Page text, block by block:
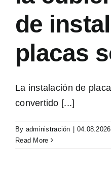
de
placas
La instalación de
convertido [...]
By administración | 04.08.2026
Read More